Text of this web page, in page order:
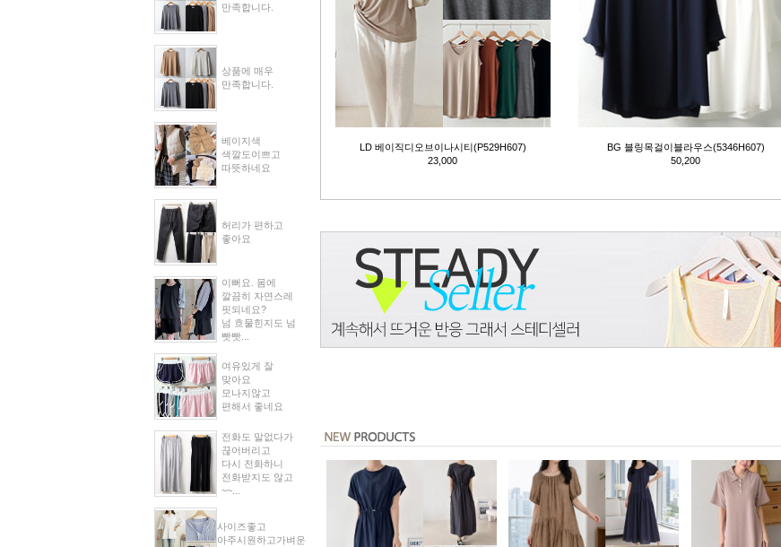
만족합니다.
상품에 매우
만족합니다.
베이지색
색깔도이쁘고
따뜻하네요
허리가 편하고
좋아요
이뻐요. 몸에
깔끔히 자연스레
핏되네요?
넘 흐물힌지도 넘
빳빳...
여유있게 잘
맞아요
모나지않고
편해서 좋네요
전화도 말없다가
끊어버리고
다시 전화하니
전화받지도 않고
~~...
사이즈좋고
아주시원하고가벼운
LD 베이직디오브이나시티(P529H607)
23,000
BG 블링목걸이블라우스(5346H607)
50,200